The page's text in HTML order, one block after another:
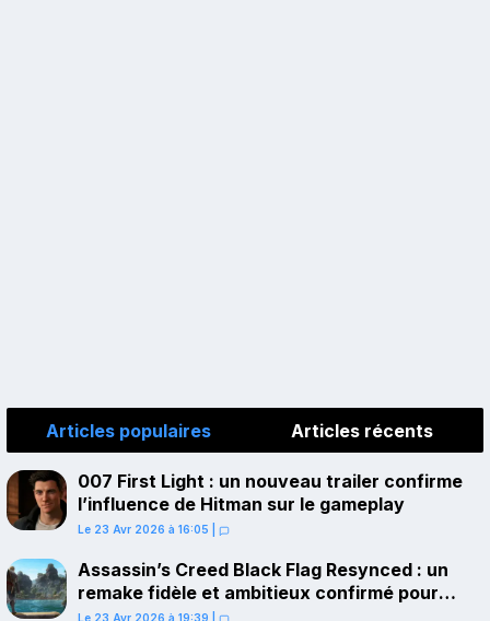
Articles populaires Articles récents
007 First Light : un nouveau trailer confirme
l’influence de Hitman sur le gameplay
Le 23 Avr 2026 à 16:05
Assassin’s Creed Black Flag Resynced : un
remake fidèle et ambitieux confirmé pour
juillet sur PS5
Le 23 Avr 2026 à 19:39